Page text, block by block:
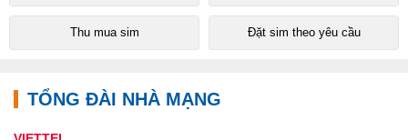
Thu mua sim Đặt sim theo yêu cầu
TỔNG ĐÀI NHÀ MẠNG